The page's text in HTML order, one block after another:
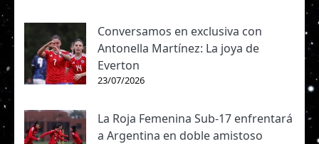
Conversamos en exclusiva con
Antonella Martínez: La joya de
Everton
23/07/2026
La Roja Femenina Sub-17 enfrentará
a Argentina en doble amistoso